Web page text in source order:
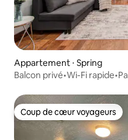
Appartement ⋅ Spring
Balcon privé•Wi-Fi
Coup de cœur voyageurs
Coup de cœur voyageurs